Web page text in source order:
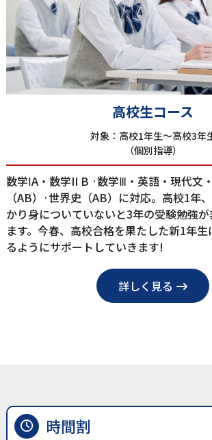
⾼校⽣コース
対象：⾼校1年⽣〜⾼校3年
（個別指導）
数学ⅠA‧数学II B ·数学Ⅲ・英語‧現代⽂
（AB）·世界史（AB）に対応。⾼校1年
かり⾝についていないと3年の受験勉強
ます。今春、⾼校合格を果たした新1年
るようにサポートしていきます!
詳しく見る
時間割